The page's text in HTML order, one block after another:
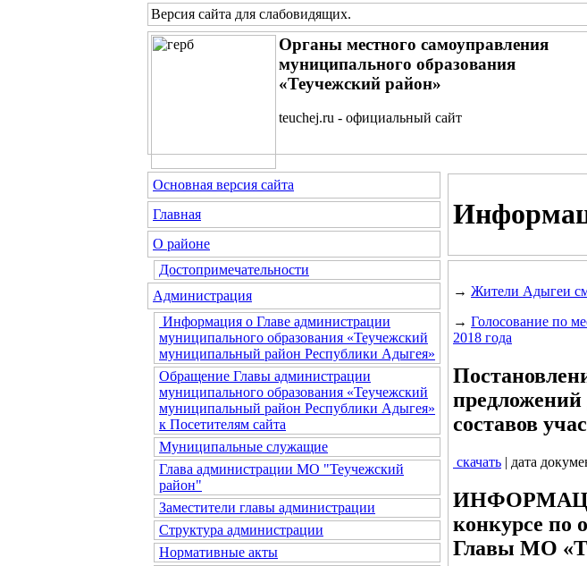
Версия сайта для слабовидящих.
Органы местного самоуправления
муниципального образования
«Теучежский район»
teuchej.ru - официальный сайт
Основная версия сайта
Главная
О районе
Достопримечательности
Администрация
Информация о Главе администрации
муниципального образования «Теучежский
муниципальный район Республики Адыгея»
Обращение Главы администрации
муниципального образования «Теучежский
муниципальный район Республики Адыгея»
к Посетителям сайта
Муниципальные служащие
Глава администрации МО "Теучежский
район"
Заместители главы администрации
Структура администрации
Нормативные акты
→ Жители Адыгеи
→ Голосование по
2018 года
предложений
составов
скачать | дата
ИНФОРМАЦИЯ
конкурсе по
Главы МО